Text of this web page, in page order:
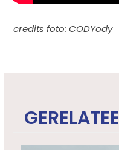
credits foto: CODYody